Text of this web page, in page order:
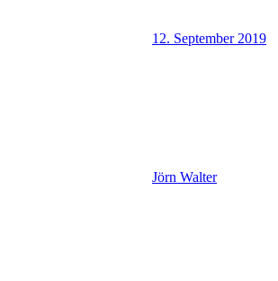
12. September 2019
Jörn Walter